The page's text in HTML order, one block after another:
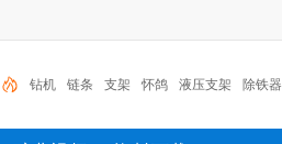
钻机 链条 支架 怀鸽 液压支架 除铁器
电机 矿 移动破